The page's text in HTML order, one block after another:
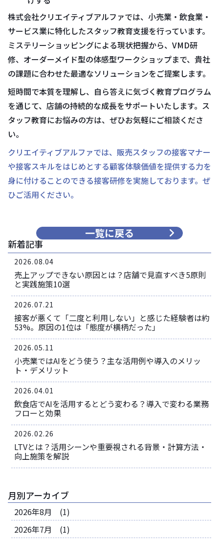
株式会社クリエイティブアルファでは、小売業・飲食業・
サービス業に特化したスタッフ教育支援を行っています。
ミステリーショッピングによる現状把握から、VMD研
修、オーダーメイド型の体感型ワークショップまで、貴社
の課題に合わせた最適なソリューションをご提案します。
短時間で本質を理解し、自ら答えに気づく教育プログラム
を通じて、店舗の持続的な成長をサポートいたします。ス
タッフ教育にお悩みの方は、ぜひお気軽にご相談くださ
い。
クリエイティブアルファでは、販売スタッフの接客マナー
や接客スキルをはじめとする顧客体験価値を提供する力を
身に付けることのできる接客研修を実施しております。ぜ
ひご活用ください。
一覧に戻る
新着記事
2026.08.04
売上アップできない原因とは？店舗で見直すべき5原則
と実践施策10選
2026.07.21
接客が悪くて「二度と利用しない」と感じた経験者は約
53%。原因の1位は「態度が横柄だった」
2026.05.11
小売業ではAIをどう使う？主な活用例や導入のメリッ
ト・デメリット
2026.04.01
飲食店でAIを活用するとどう変わる？導入で変わる業務
フローと効果
2026.02.26
LTVとは？活用シーンや重要視される背景・計算方法・
向上施策を解説
月別アーカイブ
2026年8月 (1)
2026年7月 (1)